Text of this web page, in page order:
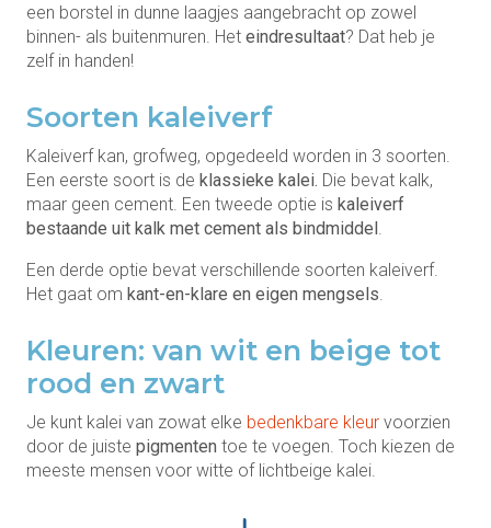
een borstel in dunne laagjes aangebracht op zowel
binnen- als buitenmuren. Het eindresultaat? Dat heb je
zelf in handen!
Soorten kaleiverf
Kaleiverf kan, grofweg, opgedeeld worden in 3 soorten.
Een eerste soort is de klassieke kalei. Die bevat kalk,
maar geen cement. Een tweede optie is kaleiverf
bestaande uit kalk met cement als bindmiddel
Een derde optie bevat verschillende soorten kaleiverf.
Het gaat om kant-en-klare en eigen mengsels
Kleuren: van wit en beige tot
rood en zwart
Je kunt kalei van zowat elke bedenkbare kleur voorzien
door de juiste pigmenten toe te voegen. Toch kiezen de
meeste mensen voor witte of lichtbeige kalei.